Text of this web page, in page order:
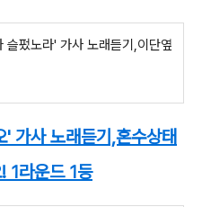
슬펐노라' 가사 노래듣기,이단옆
가사 노래듣기,혼수상태
1라운드 1등